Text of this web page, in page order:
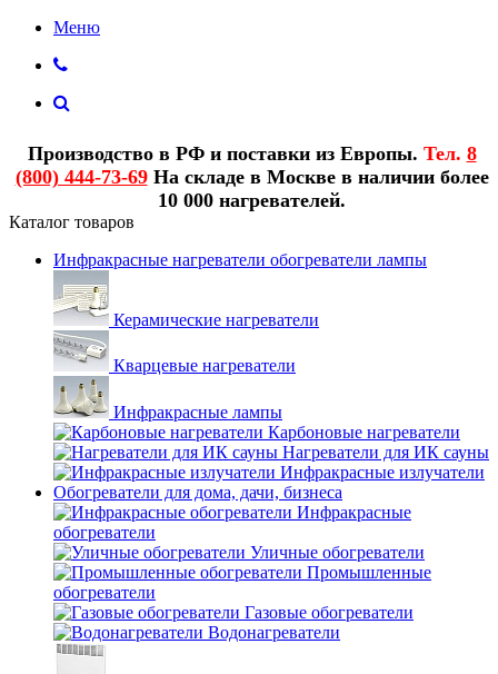
Меню
Производство в РФ и поставки из Европы. Тел. 8
(800) 444-73-69На складе в Москве в наличии более
10 000 нагревателей.
Каталог товаров
Инфракрасные нагреватели обогреватели лампы
Керамические нагреватели
Кварцевые нагреватели
Инфракрасные лампы
Карбоновые нагреватели
Нагреватели для ИК сауны
Инфракрасные излучатели
Обогреватели для дома, дачи, бизнеса
Инфракрасные
обогреватели
Уличные обогреватели
Промышленные
обогреватели
Газовые обогреватели
Водонагреватели